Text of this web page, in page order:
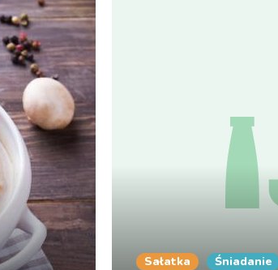
Sałatka Śniadanie